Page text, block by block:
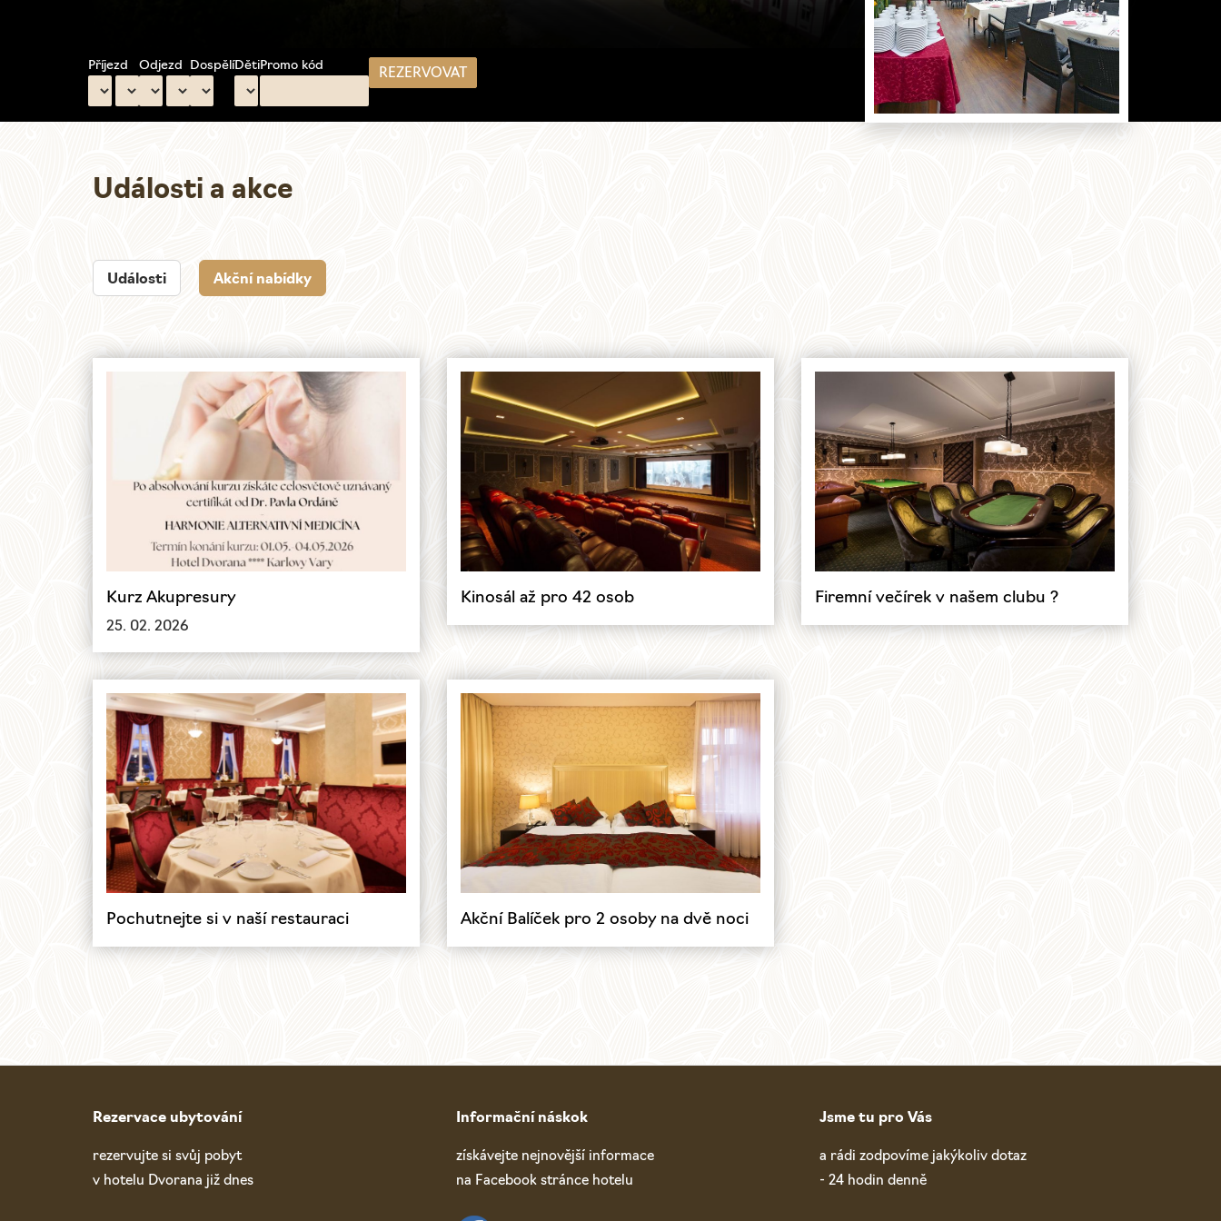
Příjezd Odjezd DospělíDětiPromo kód
navigace
Události a akce
Události Akční nabídky
Kurz Akupresury
25. 02. 2026
Kinosál až pro 42 osob Firemní večírek v našem clubu ?
Pochutnejte si v naší restauraci Akční Balíček pro 2 osoby na dvě noci
Rezervace ubytování
rezervujte si svůj pobyt
v hotelu Dvorana již dnes
Informační náskok
získávejte nejnovější informace
na Facebook stránce hotelu
Jsme tu pro Vás
a rádi zodpovíme jakýkoliv dotaz
- 24 hodin denně